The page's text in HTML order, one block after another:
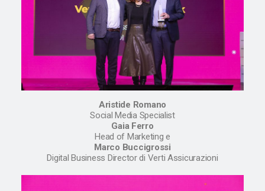
Aristide Romano
Social Media Specialist
Gaia Ferro
Head of Marketing e
Marco Buccigrossi
Digital Business Director di Verti Assicurazioni